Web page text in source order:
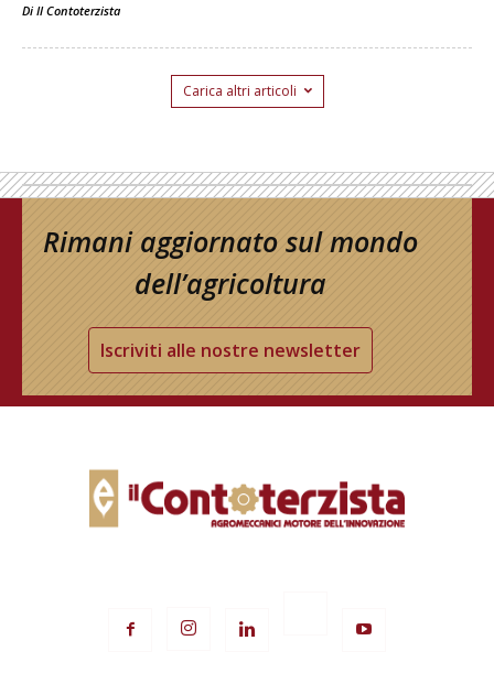
Di Il Contoterzista
Carica altri articoli
Rimani aggiornato sul mondo
dell’agricoltura
Iscriviti alle nostre newsletter